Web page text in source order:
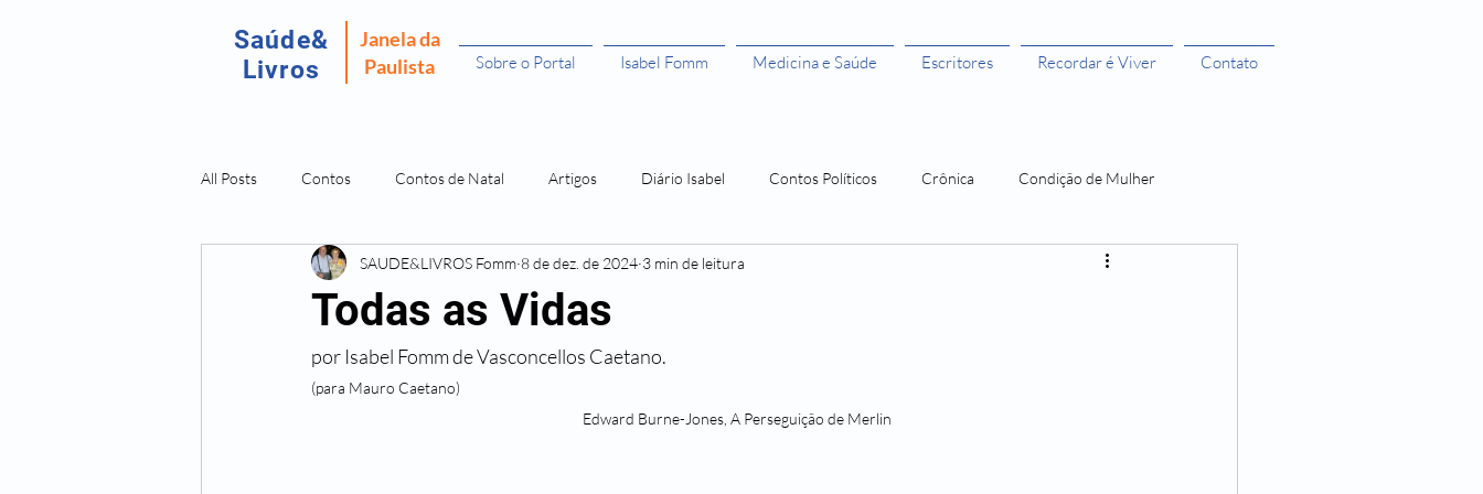
Saúde&
Livros
Janela da
Paulista
Sobre o Portal Isabel Fomm Medicina e Saúde Escritores Recordar é Viver Contato
All Posts Contos Contos de Natal Artigos Diário Isabel Contos Políticos Crônica Condição de Mulher
Recordar É Viver Fantasma da Paulista Todas as Mulheres São Bruxas"
Amostras Livros Isabel Fomm Livros leitura grátis Histórias de Mulher
Todas as Vidas
SAUDE&LIVROS Fomm 8 de dez. de 2024 3 min de leitura
por Isabel Fomm de Vasconcellos Caetano.
(para Mauro Caetano)
                                                                                  Edward Burne-Jones, A Perseguição de Merlin